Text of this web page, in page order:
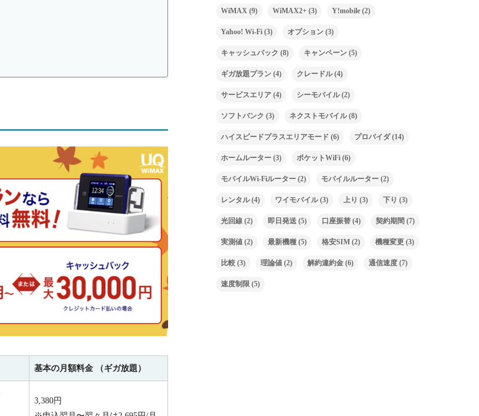
基本の月額料金 （ギガ放題）
3,380円
WiMAX (9) WiMAX2+ (3) Y!mobile (2)
Yahoo! Wi-Fi (3) オプション (3)
キャッシュバック (8) キャンペーン (5)
ギガ放題プラン (4) クレードル(4)
サービスエリア (4) シーモバイル(2)
ソフトバンク (3) ネクストモバイル(8)
ハイスピードプラスエリアモード (6) プロバイダ(14)
ホームルーター (3) ポケットWiFi (6)
モバイルWi-Fiルーター (2) モバイルルーター (2)
レンタル(4) ワイモバイル(3) 上り (3) 下り (3)
光回線 (2) 即日発送 (5) 口座振替 (4) 契約期間 (7)
実測値 (2) 最新機種 (5) 格安SIM (2) 機種変更 (3)
比較 (3) 理論値 (2) 解約違約金 (6) 通信速度 (7)
速度制限 (5)